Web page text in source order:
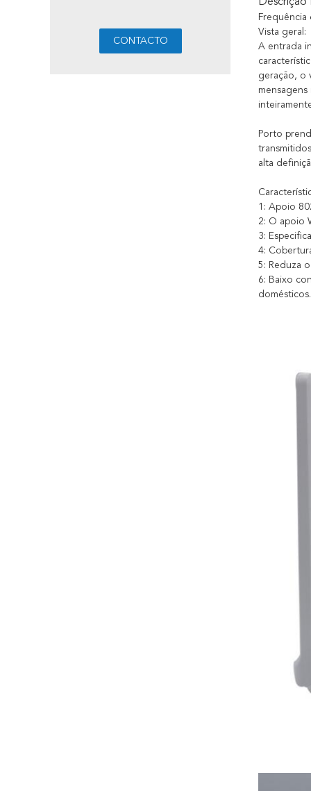
Vista geral:
A entrada
geração, o
Porto
alta
1: Apoio
2: O apoio
3:
4:
5: Reduza
6: Baixo
domésticos.